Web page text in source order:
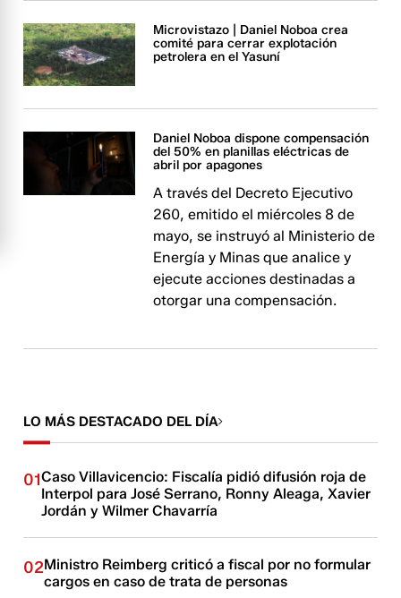
Microvistazo | Daniel Noboa crea
comité para cerrar explotación
petrolera en el Yasuní
Daniel Noboa dispone compensación
del 50% en planillas eléctricas de
abril por apagones
A través del Decreto Ejecutivo
260, emitido el miércoles 8 de
mayo, se instruyó al Ministerio de
Energía y Minas que analice y
ejecute acciones destinadas a
otorgar una compensación.
LO MÁS DESTACADO DEL DÍA
01Caso Villavicencio: Fiscalía pidió difusión roja de
Interpol para José Serrano, Ronny Aleaga, Xavier
Jordán y Wilmer Chavarría
02Ministro Reimberg criticó a fiscal por no formular
cargos en caso de trata de personas